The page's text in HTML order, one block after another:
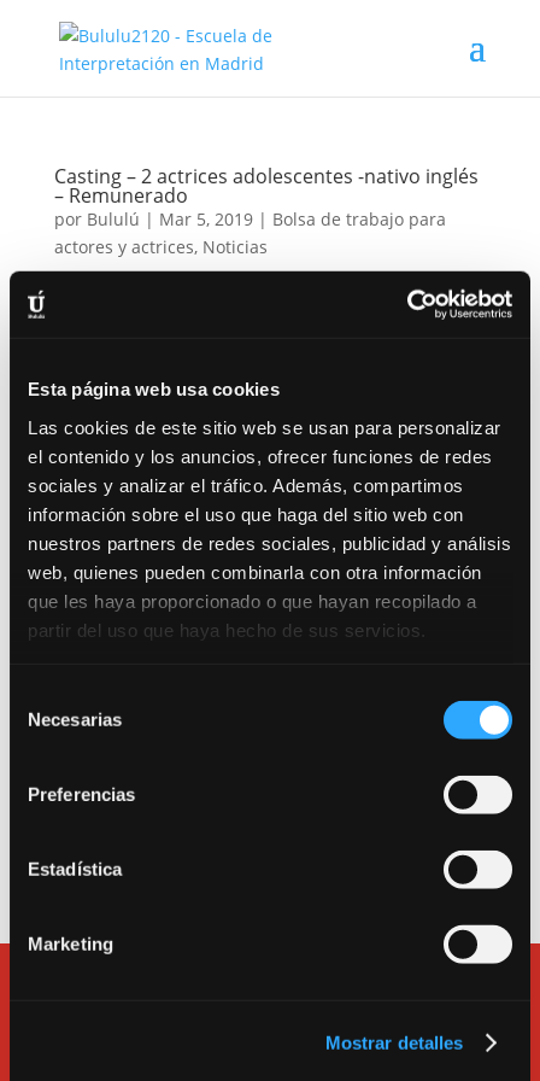
Esta página web usa cookies
Las cookies de este sitio web se usan para personalizar
el contenido y los anuncios, ofrecer funciones de redes
sociales y analizar el tráfico. Además, compartimos
información sobre el uso que haga del sitio web con
nuestros partners de redes sociales, publicidad y análisis
web, quienes pueden combinarla con otra información
que les haya proporcionado o que hayan recopilado a
partir del uso que haya hecho de sus servicios.
Necesarias
Preferencias
Estadística
Marketing
Mostrar detalles
Casting – 2 actrices adolescentes -nativo inglés
– Remunerado
por Bululú | Mar 5, 2019| Bolsa de trabajo para
actores y actrices, Noticias
Un falso perfil. Un secreto en la red. Una venganza.
Una adolescente que sufre acoso cibernético acaba
resulta ser la madre separada de otra adolescente
padre, con...
Trabajamos por una escuela segura. Consulta
nuestro Protocolo Anti-COVID 19.
Canarias 16. 280045. Madrid.
oficina: Calle Tarragona 17. 280045. Madrid.
e-mail:bululu@bululu2120.com